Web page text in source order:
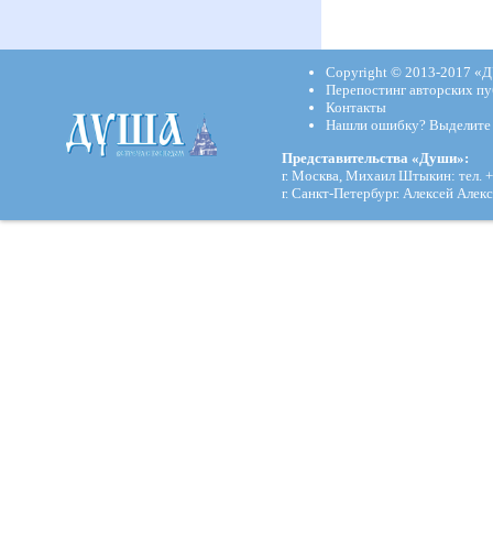
Copyright © 2013-2017
Перепостинг авторских
Контакты
Нашли ошибку?
Представительства «Души»:
г. Москва, Михаил Штыкин: тел.
г. Санкт-Петербург. Алексей